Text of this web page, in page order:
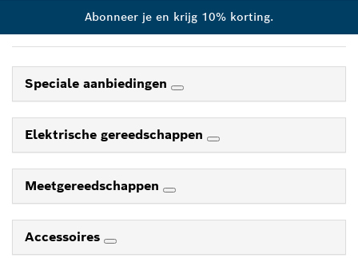
Abonneer je en krijg 10% korting.
Speciale aanbiedingen
Elektrische gereedschappen
Meetgereedschappen
Accessoires